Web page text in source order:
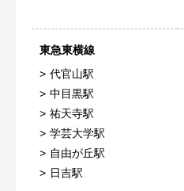
東急東横線
代官山駅
中目黒駅
祐天寺駅
学芸大学駅
自由が丘駅
日吉駅